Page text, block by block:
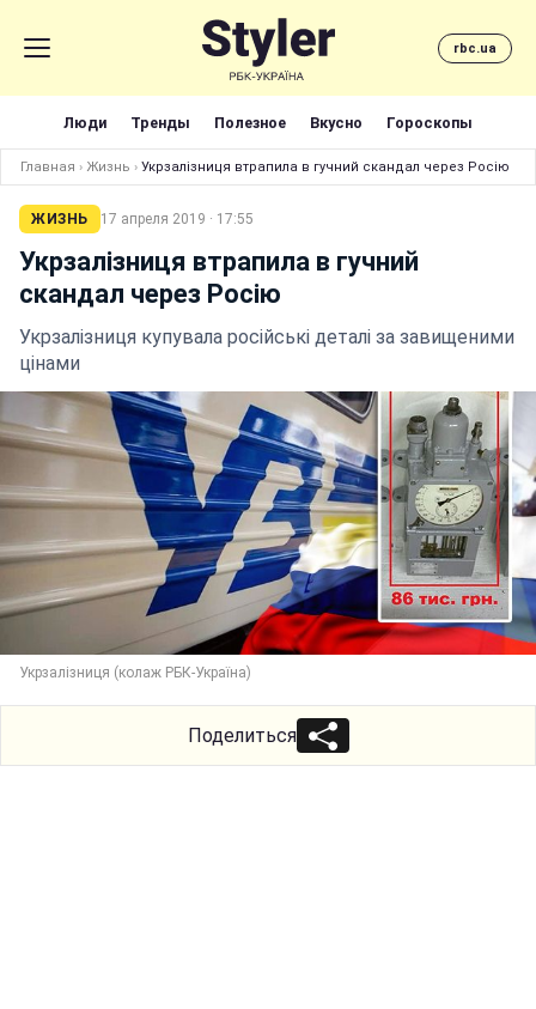
rbc.ua
Люди Тренды Полезное Вкусно Гороскопы
Главная › Жизнь › Укрзалізниця втрапила в гучний скандал через Росію
ЖИЗНЬ 17 апреля 2019 · 17:55
Укрзалізниця втрапила в гучний
скандал через Росію
Укрзалізниця купувала російські деталі за завищеними
цінами
Укрзалізниця (колаж РБК-Україна)
Поделиться